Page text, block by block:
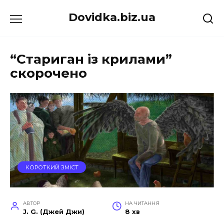
до
Dovidka.biz.ua
“Стариган із крилами”
скорочено
КОРОТКИЙ ЗМІСТ
АВТОР
J. G. (Джей Джи)
НА ЧИТАННЯ
8 хв